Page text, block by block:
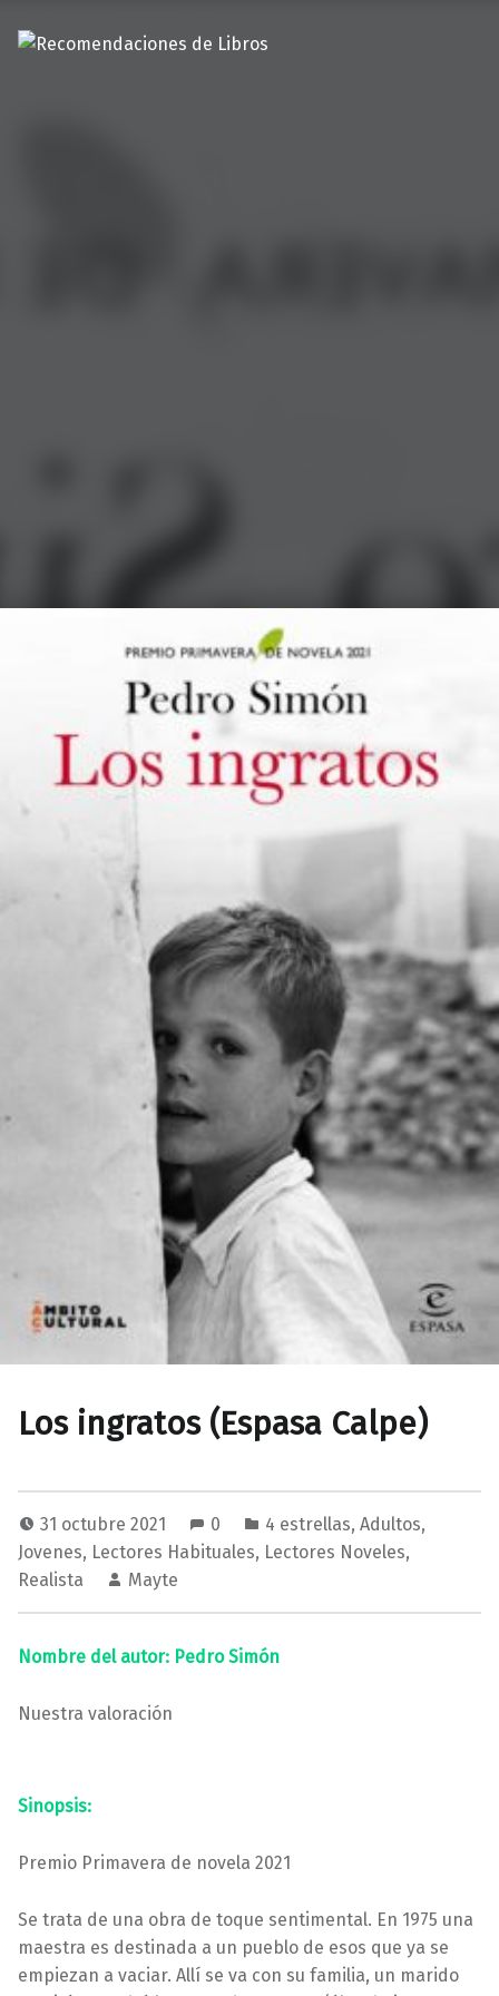
Los ingratos (Espasa Calpe)
31 octubre 2021 0 4 estrellas, Adultos,
Jovenes, Lectores Habituales, Lectores Noveles,
Realista
Mayte
Nombre del autor: Pedro Simón
Nuestra valoración
Sinopsis:
Premio Primavera de novela 2021
Se trata de una obra de toque sentimental. En 1975 una
maestra es destinada a un pueblo de esos que ya se
empiezan a vaciar. Allí se va con su familia, un marido